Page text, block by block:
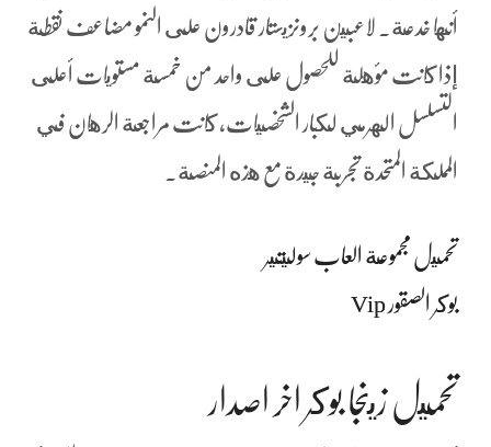
أنها خدعة. لاعبين برونزيستار قادرون على النمو مضاعف نقطة
إذا كانت مؤهلة للحصول على واحد من خمسة مستويات أعلى
التسلسل الهرمي لكبار الشخصيات، كانت مراجعة الرهان في
المملكة المتحدة تجربة جيدة مع هذه المنصة.
تحميل مجموعة العاب سوليتير
بوكر الصقور Vip
تحميل زينجا بوكر اخر اصدار